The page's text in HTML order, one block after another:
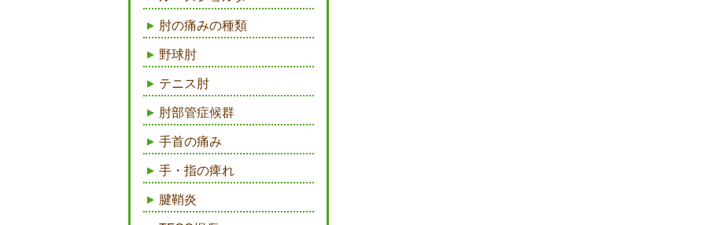
肘の痛みの種類
野球肘
テニス肘
肘部管症候群
手首の痛み
手・指の痺れ
腱鞘炎